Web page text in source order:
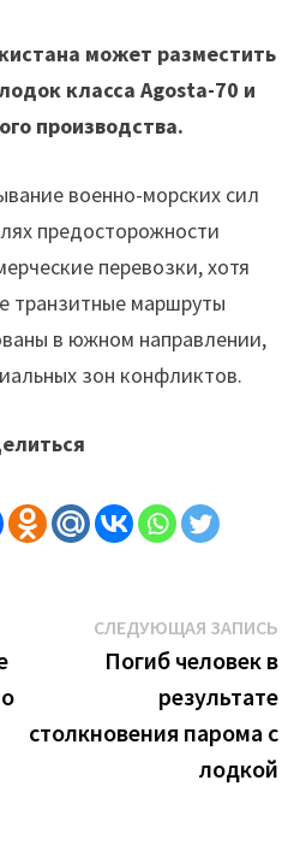
может разместить
класса Agosta-70 и
производства.
военно-морских сил
предосторожности
перевозки, хотя
транзитные маршруты
в южном направлении,
зон конфликтов.
СЛЕДУЮЩАЯ ЗАПИСЬ
Погиб человек в
результате
столкновения парома с
лодкой